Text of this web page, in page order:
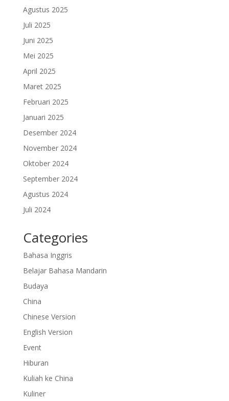
Agustus 2025
Juli 2025
Juni 2025
Mei 2025
April 2025
Maret 2025
Februari 2025
Januari 2025
Desember 2024
November 2024
Oktober 2024
September 2024
Agustus 2024
Juli 2024
Categories
Bahasa Inggris
Belajar Bahasa Mandarin
Budaya
China
Chinese Version
English Version
Event
Hiburan
Kuliah ke China
Kuliner